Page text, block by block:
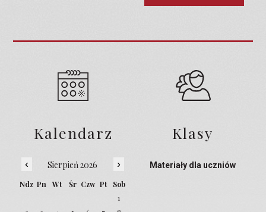
Kalendarz
‹ Sierpień 2026 ›
Ndz Pn Wt Śr Czw Pt
Sob
1
Klasy
Materiały dla uczniów